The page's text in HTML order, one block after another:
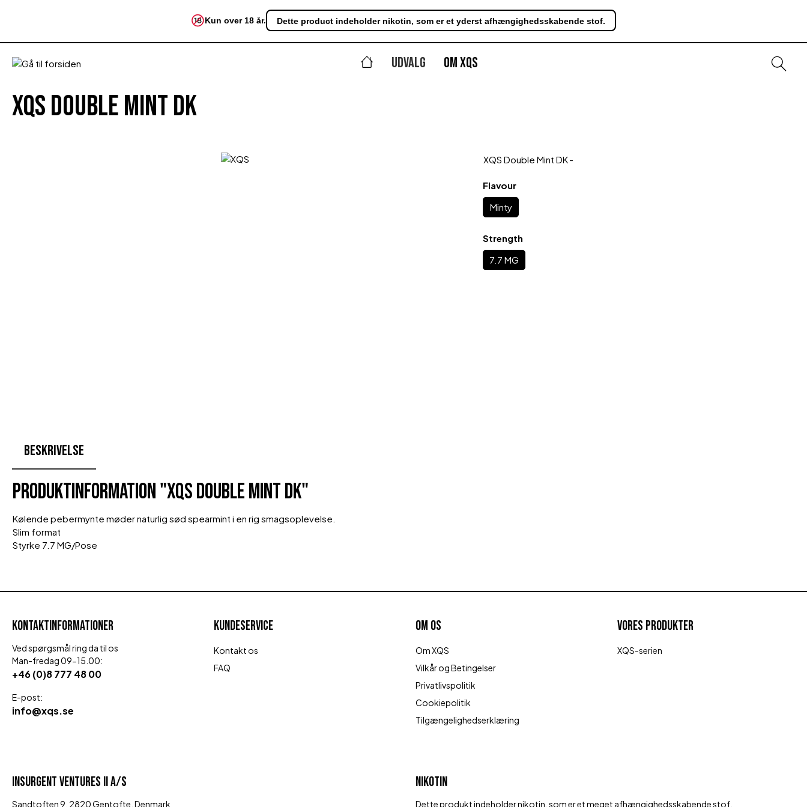
Kun over 18 år. Dette product indeholder nikotin, som er et yderst afhængighedsskabende stof.
UDVALG OM XQS
XQS Double Mint DK
XQS Double Mint DK-
Vælg
Flavour
Minty
Vælg
Strength
7.7 MG
Beskrivelse
Produktinformation "XQS Double Mint DK"
Kølende pebermynte møder naturlig sød spearmint i en rig smagsoplevelse.
Slim format
Styrke 7.7 MG/Pose
KONTAKTINFORMATIONER
Ved spørgsmål ring da til os
Man-fredag 09-15.00:
+46 (0)8 777 48 00
E-post:
info@xqs.se
KUNDESERVICE
Kontakt os
FAQ
OM OS
Om XQS
Vilkår og Betingelser
Privatlivspolitik
Cookiepolitik
Tilgængelighedserklæring
VORES PRODUKTER
XQS-serien
INSURGENT VENTURES II A/S
Sandtoften 9, 2820 Gentofte, Denmark
NIKOTIN
Dette produkt indeholder nikotin, som er et meget afhængighedsskabende stof.